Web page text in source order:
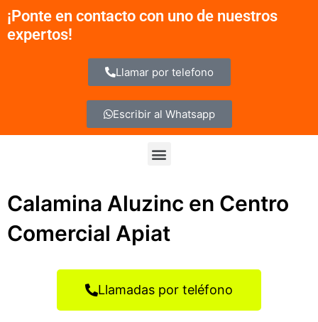
contenido
¡Ponte en contacto con uno de nuestros
expertos!
Llamar por telefono
Escribir al Whatsapp
Menu
Calamina Aluzinc en Centro
Comercial Apiat
Llamadas por teléfono